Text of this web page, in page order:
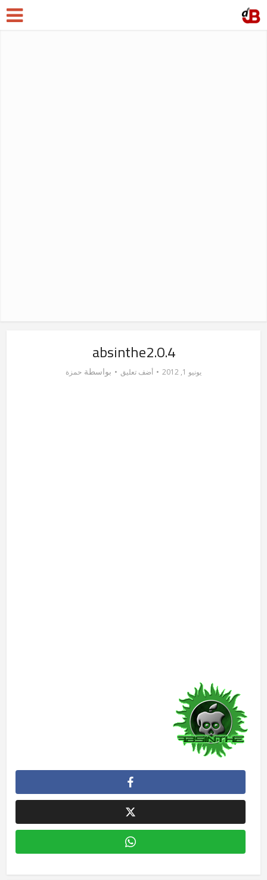
absinthe2.0.4
يونيو 1, 2012 أضف تعليق بواسطة حمزة